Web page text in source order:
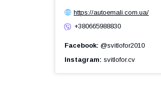
https://autoemali.com.ua/
+380665988830
Facebook @svitlofor2010
Instagram svitlofor.cv